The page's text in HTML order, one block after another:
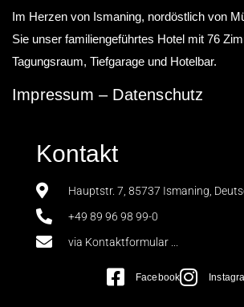
Im Herzen von Ismaning, nordöstlich von
Sie unser familiengeführtes Hotel mit 76
Tagungsraum, Tiefgarage und Hotelbar.
Impressum – Datenschutz
Kontakt
Hauptstr. 7, 85737 Ismaning,
+49 89 96 98 99-0
via Kontaktformular ...
Facebook